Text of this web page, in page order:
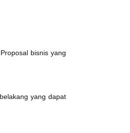
bisnis yang
yang dapat